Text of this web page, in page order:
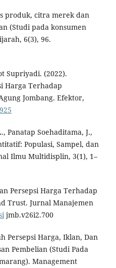
produk, citra merek dan
(Studi pada konsumen
6(3), 96.
Supriyadi. (2022).
Harga Terhadap
Jombang. Efektor,
Panatap Soehaditama, J.,
Populasi, Sampel, dan
Ilmu Multidisplin, 3(1), 1–
Persepsi Harga Terhadap
Trust. Jurnal Manajemen
jmb.v26i2.700
Persepsi Harga, Iklan, Dan
Pembelian (Studi Pada
Management